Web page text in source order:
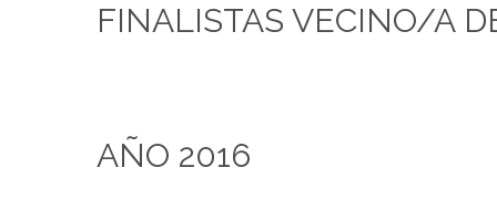
FINALISTAS VECINO/A
AÑO 2016